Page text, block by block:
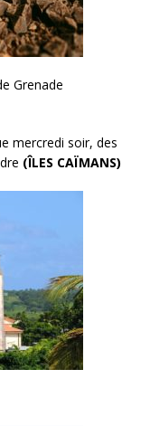
Grenade
mercredi soir, des
(ÎLES CAÏMANS)